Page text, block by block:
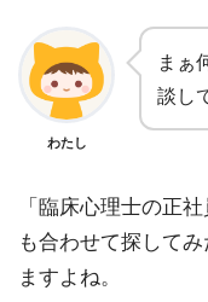
わたし
まぁ
談し
「臨床心理士の正
も合わせて探して
ますよね。